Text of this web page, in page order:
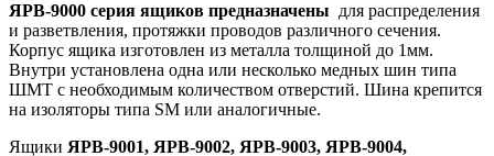
ЯРВ-9000 серия ящиков предназначены для распределения
и разветвления, протяжки проводов различного сечения.
Корпус ящика изготовлен из металла толщиной до 1мм.
Внутри установлена одна или несколько медных шин типа
ШМТ с необходимым количеством отверстий. Шина крепится
на изоляторы типа SM или аналогичные.
Ящики ЯРВ-9001, ЯРВ-9002, ЯРВ-9003, ЯРВ-9004,